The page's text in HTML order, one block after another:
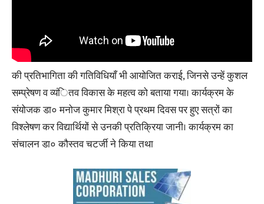
की प्रतिभागिता की गतिविधियाँ भी आयोजित कराई, जिनसे उन्हें कुशल
सम्प्रेषण व व्यंितव विकास के महत्व को बताया गया। कार्यक्रम के
संयोजक डा० मनोज कुमार मिश्रा पे प्रथम दिवस पर हुए सत्रों का
विश्लेषण कर विद्यार्थियों से उनकी प्रतिक्रिया जानी। कार्यक्रम का
संचालन डा० कौस्तव चटर्जी ने किया तथा